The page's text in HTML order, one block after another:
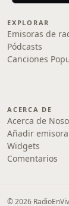
EXPLORAR
Emisoras de
Pódcasts
Canciones
ACERCA DE
Acerca de
Añadir emisora
Widgets
Comentarios
© 2026